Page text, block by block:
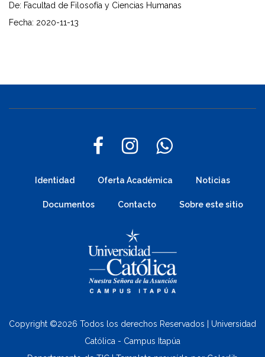
De: Facultad de Filosofía y Ciencias Humanas
Fecha: 2020-11-13
Identidad Oferta Académica Noticias
Documentos Contacto Sobre este sitio
Copyright ©2026 Todos los derechos Reservados | Universidad
Católica - Campus Itapúa